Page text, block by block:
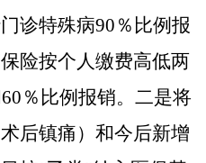
诊特殊病90％比例报
险按个人缴费高低两
％比例报销。 二是将
后镇痛）和今后新增